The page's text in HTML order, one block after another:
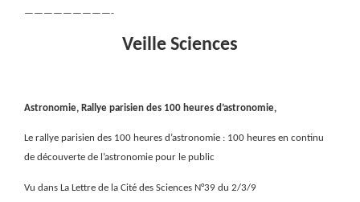
—————————-
Veille Sciences
Astronomie, Rallye parisien des 100 heures d’astronomie,
Le rallye parisien des 100 heures d’astronomie : 100 heures en continu
de découverte de l’astronomie pour le public
Vu dans La Lettre de la Cité des Sciences N°39 du 2/3/9